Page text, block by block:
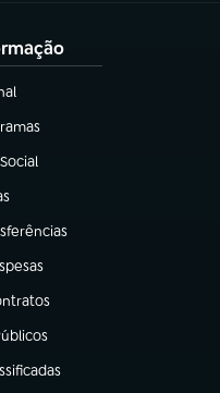
aba)
aba)
aba)
aba)
aba)